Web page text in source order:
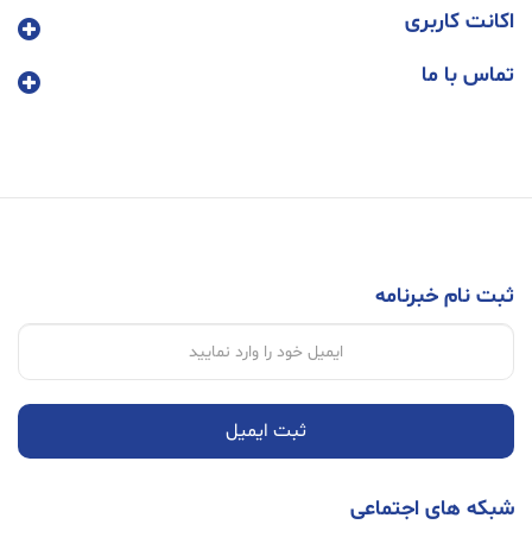
اکانت کاربری
تماس با ما
ثبت نام خبرنامه
ثبت ایمیل
شبکه های اجتماعی